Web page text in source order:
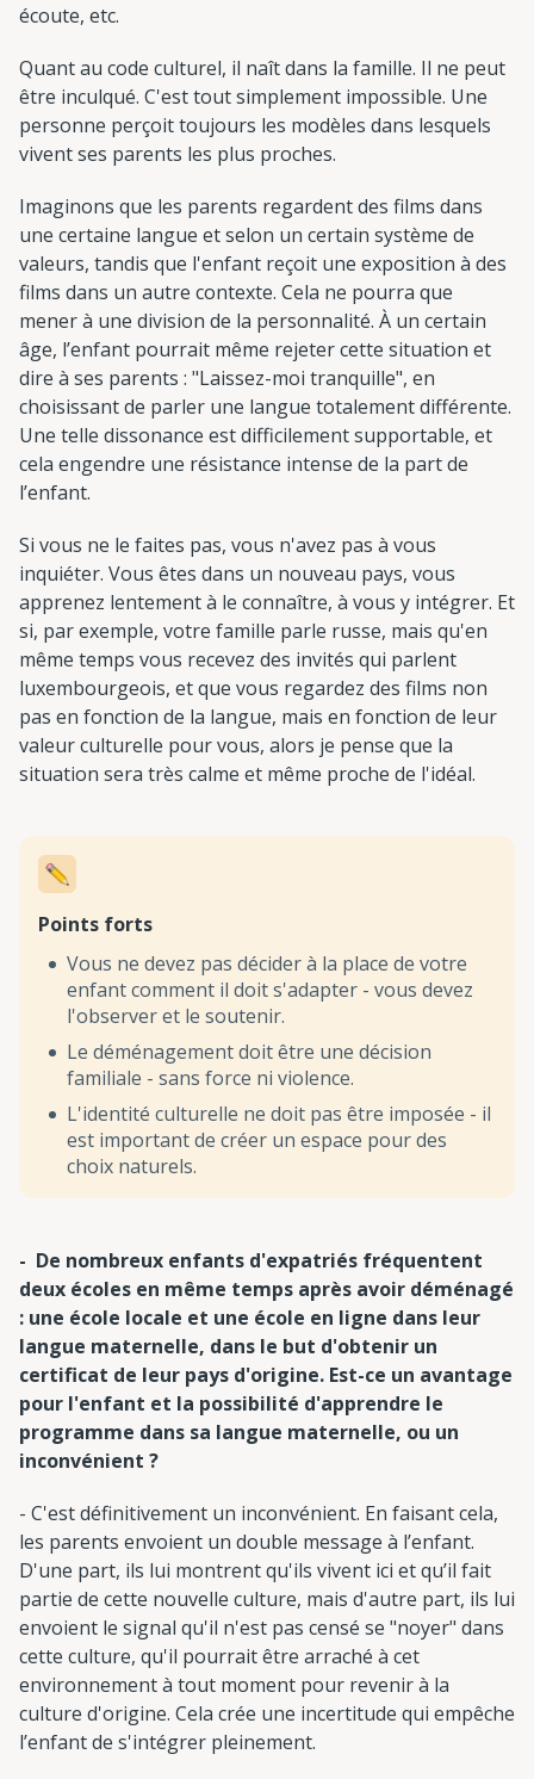
écoute, etc.
Quant au code culturel, il naît dans la famille. Il ne peut
être inculqué. C'est tout simplement impossible. Une
personne perçoit toujours les modèles dans lesquels
vivent ses parents les plus proches.
Imaginons que les parents regardent des films dans
une certaine langue et selon un certain système de
valeurs, tandis que l'enfant reçoit une exposition à des
films dans un autre contexte. Cela ne pourra que
mener à une division de la personnalité. À un certain
âge, l’enfant pourrait même rejeter cette situation et
dire à ses parents : "Laissez-moi tranquille", en
choisissant de parler une langue totalement différente.
Une telle dissonance est difficilement supportable, et
cela engendre une résistance intense de la part de
l’enfant.
Si vous ne le faites pas, vous n'avez pas à vous
inquiéter. Vous êtes dans un nouveau pays, vous
apprenez lentement à le connaître, à vous y intégrer. Et
si, par exemple, votre famille parle russe, mais qu'en
même temps vous recevez des invités qui parlent
luxembourgeois, et que vous regardez des films non
pas en fonction de la langue, mais en fonction de leur
valeur culturelle pour vous, alors je pense que la
situation sera très calme et même proche de l'idéal.
Points forts
Vous ne devez pas décider à la place de votre
enfant comment il doit s'adapter - vous devez
l'observer et le soutenir.
Le déménagement doit être une décision
familiale - sans force ni violence.
L'identité culturelle ne doit pas être imposée - il
est important de créer un espace pour des
choix naturels.
- De nombreux enfants d'expatriés fréquentent
deux écoles en même temps après avoir déménagé
: une école locale et une école en ligne dans leur
langue maternelle, dans le but d'obtenir un
certificat de leur pays d'origine. Est-ce un avantage
pour l'enfant et la possibilité d'apprendre le
programme dans sa langue maternelle, ou un
inconvénient ?
- C'est définitivement un inconvénient. En faisant cela,
les parents envoient un double message à l’enfant.
D'une part, ils lui montrent qu'ils vivent ici et qu’il fait
partie de cette nouvelle culture, mais d'autre part, ils lui
envoient le signal qu'il n'est pas censé se "noyer" dans
cette culture, qu'il pourrait être arraché à cet
environnement à tout moment pour revenir à la
culture d'origine. Cela crée une incertitude qui empêche
l’enfant de s'intégrer pleinement.